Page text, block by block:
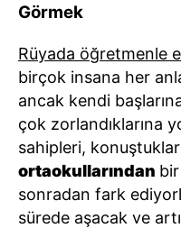
Görmek
Rüyada öğretmenle
birçok insana her
ancak kendi
çok zorlandıklarına
sahipleri,
ortaokullarından
sonradan fark
sürede aşacak ve